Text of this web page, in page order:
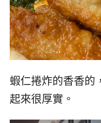
蝦仁捲炸的香香的
起來很厚實。